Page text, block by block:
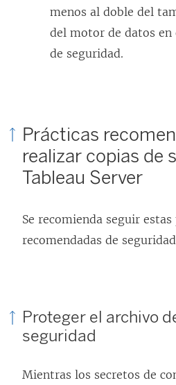
menos al doble del
del motor de datos en
de seguridad.
Prácticas
realizar copias de
Tableau Server
Se recomienda seguir estas
recomendadas de
Proteger el archivo
seguridad
Mientras los secretos de